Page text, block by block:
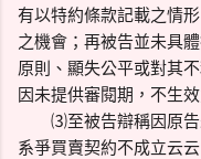
有以特約條款記載之情
之機會；再被告並未具
原則、顯失公平或對其
因未提供審閱期，不生
⑶至被告辯稱因原告
系爭買賣契約不成立云